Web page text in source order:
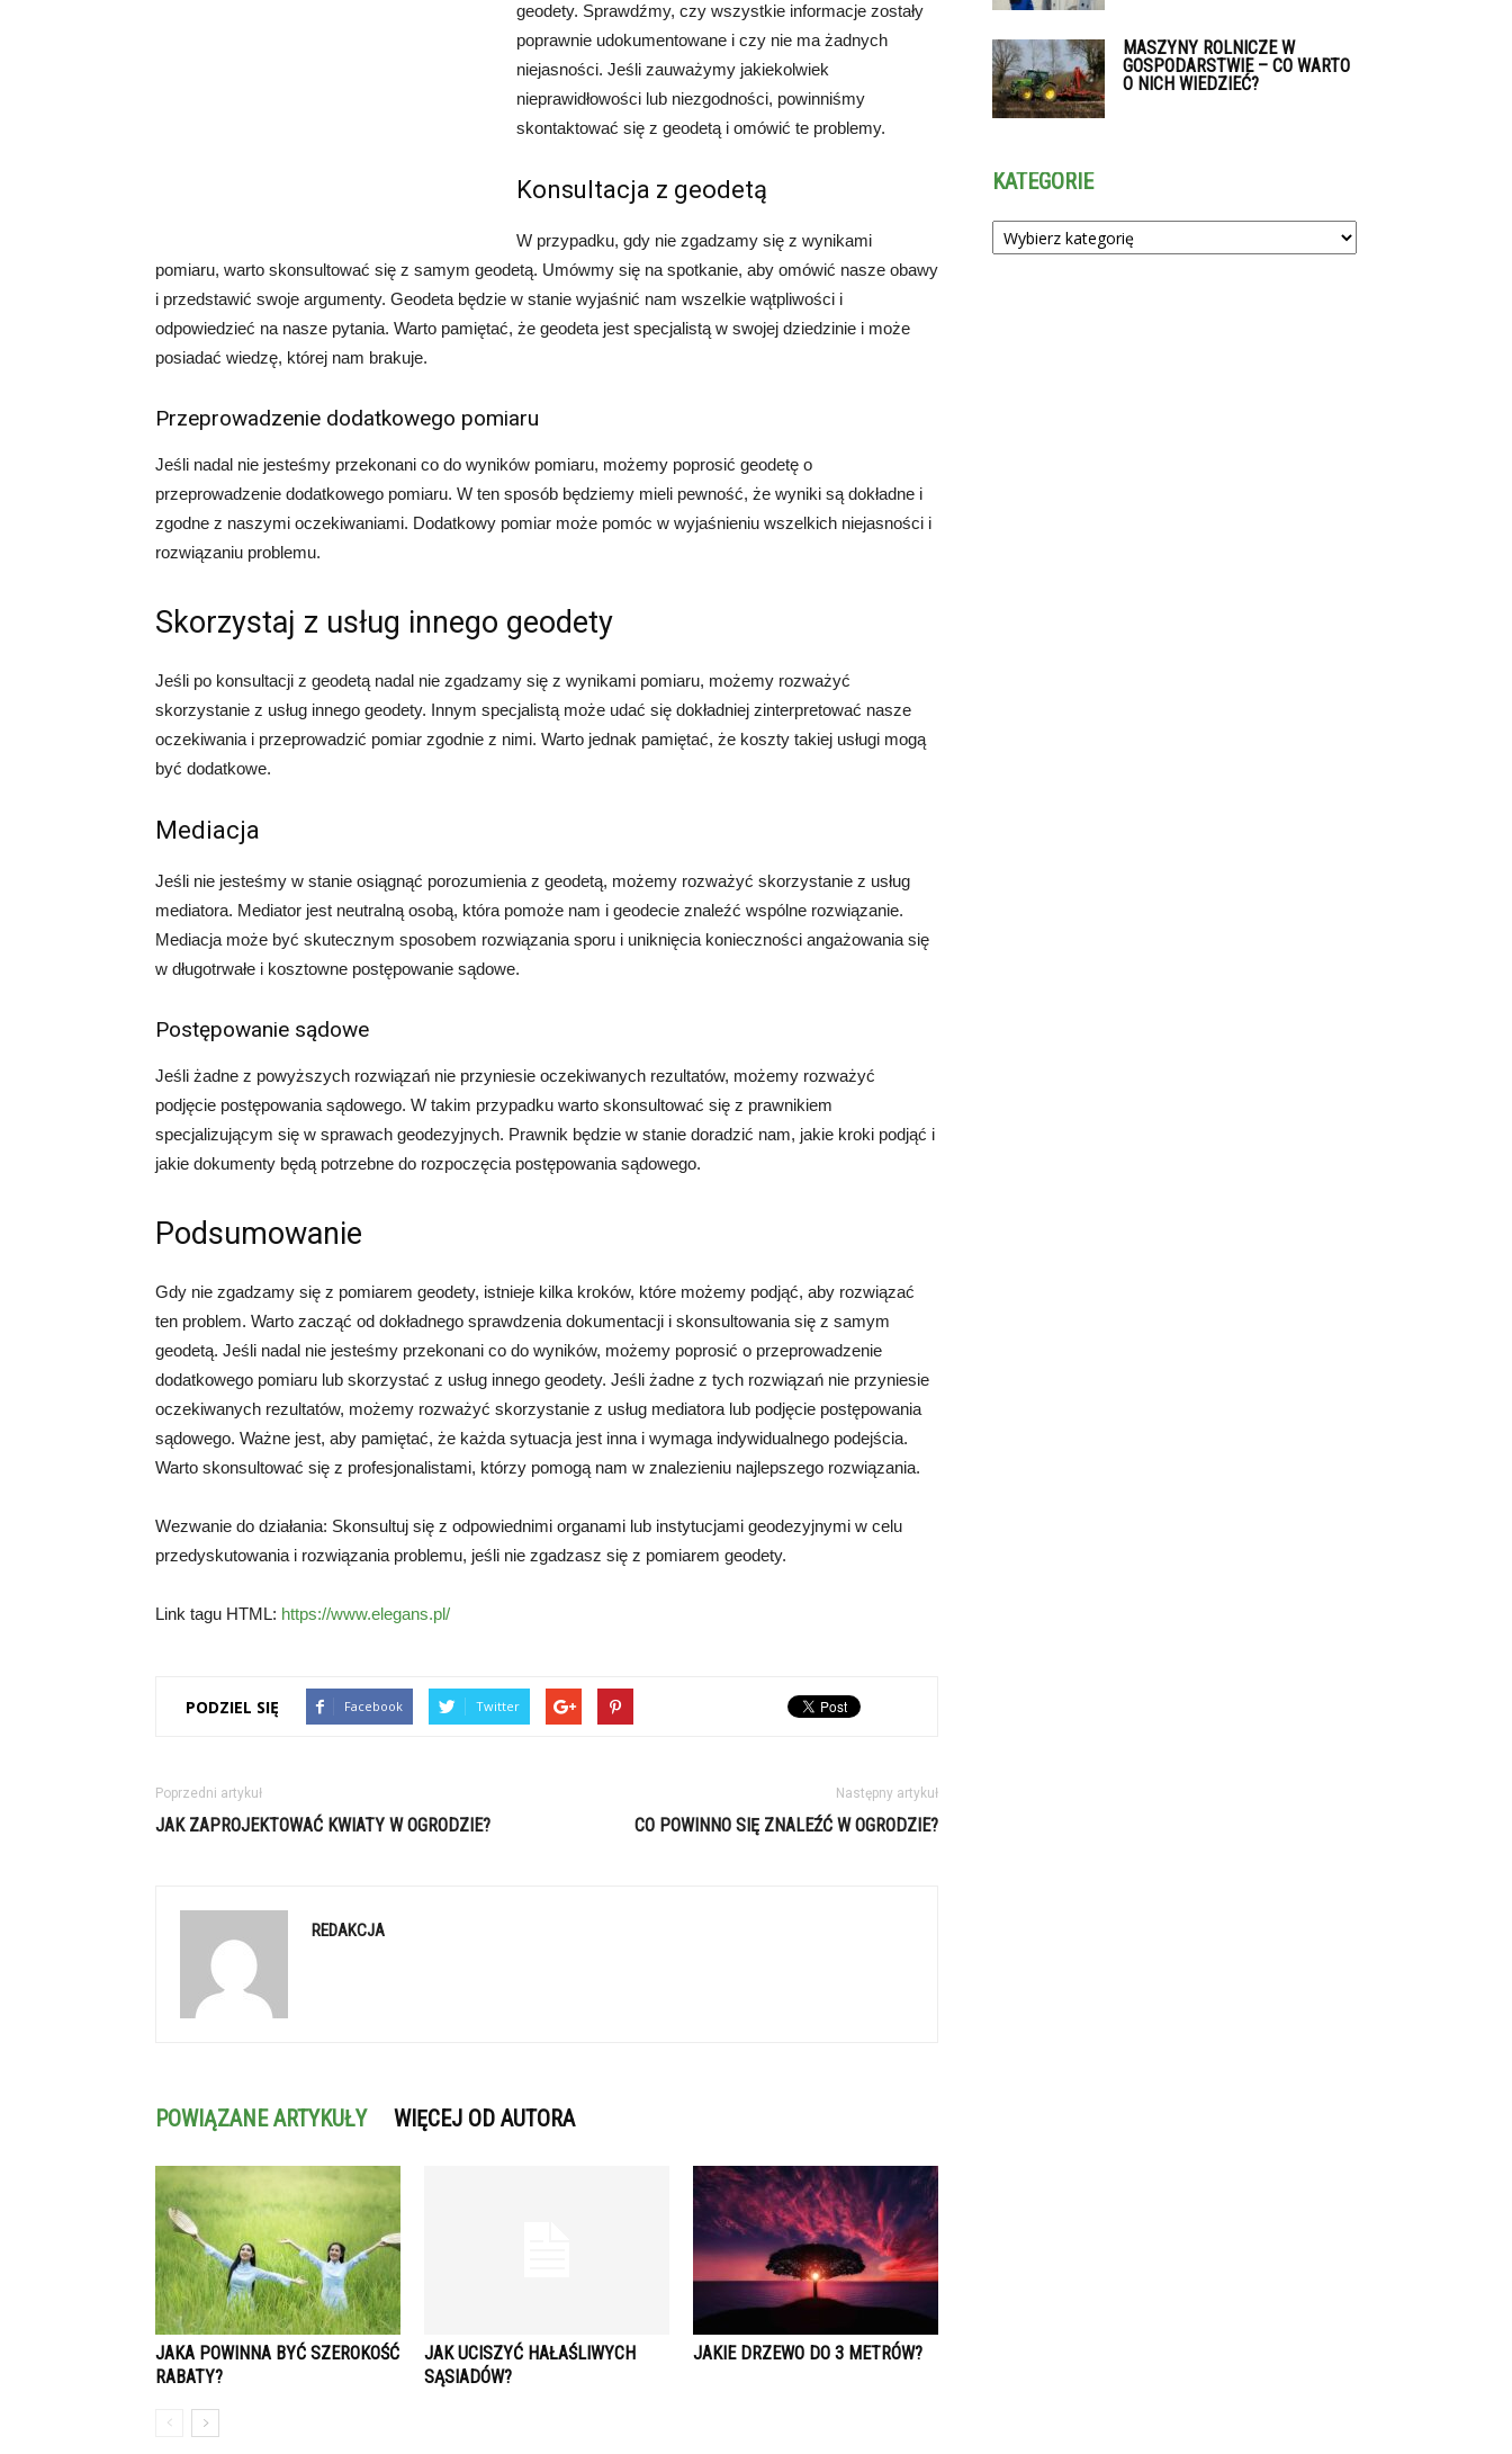
geodety. Sprawdźmy, czy wszystkie informacje zostały
poprawnie udokumentowane i czy nie ma żadnych
niejasności. Jeśli zauważymy jakiekolwiek
nieprawidłowości lub niezgodności, powinniśmy
skontaktować się z geodetą i omówić te problemy.
Konsultacja z geodetą
W przypadku, gdy nie zgadzamy się z wynikami
pomiaru, warto skonsultować się z samym geodetą. Umówmy się na spotkanie, aby omówić nasze obawy
i przedstawić swoje argumenty. Geodeta będzie w stanie wyjaśnić nam wszelkie wątpliwości i
odpowiedzieć na nasze pytania. Warto pamiętać, że geodeta jest specjalistą w swojej dziedzinie i może
posiadać wiedzę, której nam brakuje.
Przeprowadzenie dodatkowego pomiaru
Jeśli nadal nie jesteśmy przekonani co do wyników pomiaru, możemy poprosić geodetę o
przeprowadzenie dodatkowego pomiaru. W ten sposób będziemy mieli pewność, że wyniki są dokładne i
zgodne z naszymi oczekiwaniami. Dodatkowy pomiar może pomóc w wyjaśnieniu wszelkich niejasności i
rozwiązaniu problemu.
Skorzystaj z usług innego geodety
Jeśli po konsultacji z geodetą nadal nie zgadzamy się z wynikami pomiaru, możemy rozważyć
skorzystanie z usług innego geodety. Innym specjalistą może udać się dokładniej zinterpretować nasze
oczekiwania i przeprowadzić pomiar zgodnie z nimi. Warto jednak pamiętać, że koszty takiej usługi mogą
być dodatkowe.
Mediacja
Jeśli nie jesteśmy w stanie osiągnąć porozumienia z geodetą, możemy rozważyć skorzystanie z usług
mediatora. Mediator jest neutralną osobą, która pomoże nam i geodecie znaleźć wspólne rozwiązanie.
Mediacja może być skutecznym sposobem rozwiązania sporu i uniknięcia konieczności angażowania się
w długotrwałe i kosztowne postępowanie sądowe.
Postępowanie sądowe
Jeśli żadne z powyższych rozwiązań nie przyniesie oczekiwanych rezultatów, możemy rozważyć
podjęcie postępowania sądowego. W takim przypadku warto skonsultować się z prawnikiem
specjalizującym się w sprawach geodezyjnych. Prawnik będzie w stanie doradzić nam, jakie kroki podjąć i
jakie dokumenty będą potrzebne do rozpoczęcia postępowania sądowego.
Podsumowanie
Gdy nie zgadzamy się z pomiarem geodety, istnieje kilka kroków, które możemy podjąć, aby rozwiązać
ten problem. Warto zacząć od dokładnego sprawdzenia dokumentacji i skonsultowania się z samym
geodetą. Jeśli nadal nie jesteśmy przekonani co do wyników, możemy poprosić o przeprowadzenie
dodatkowego pomiaru lub skorzystać z usług innego geodety. Jeśli żadne z tych rozwiązań nie przyniesie
oczekiwanych rezultatów, możemy rozważyć skorzystanie z usług mediatora lub podjęcie postępowania
sądowego. Ważne jest, aby pamiętać, że każda sytuacja jest inna i wymaga indywidualnego podejścia.
Warto skonsultować się z profesjonalistami, którzy pomogą nam w znalezieniu najlepszego rozwiązania.
Wezwanie do działania: Skonsultuj się z odpowiednimi organami lub instytucjami geodezyjnymi w celu
przedyskutowania i rozwiązania problemu, jeśli nie zgadzasz się z pomiarem geodety.
Link tagu HTML: https://www.elegans.pl/
PODZIEL SIĘ Facebook Twitter
Poprzedni artykuł
JAK ZAPROJEKTOWAĆ KWIATY W OGRODZIE?
Następny artykuł
CO POWINNO SIĘ ZNALEŹĆ W OGRODZIE?
REDAKCJA
POWIĄZANE ARTYKUŁY WIĘCEJ OD AUTORA
JAKA POWINNA BYĆ SZEROKOŚĆ
RABATY?
JAK UCISZYĆ HAŁAŚLIWYCH
SĄSIADÓW?
JAKIE DRZEWO DO 3 METRÓW?
MASZYNY ROLNICZE W
GOSPODARSTWIE – CO WARTO
O NICH WIEDZIEĆ?
KATEGORIE
Kategorie